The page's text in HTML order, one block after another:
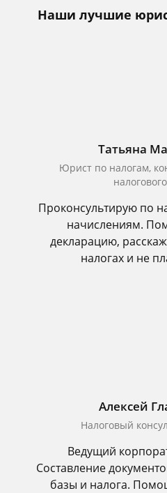
Наши лучшие
Татьяна
Юрист по налогам,
Проконсультирую по
начислениям.
декларацию,
налогах и не
Алексей
Налоговый
Ведущий
Составление
базы и налога.